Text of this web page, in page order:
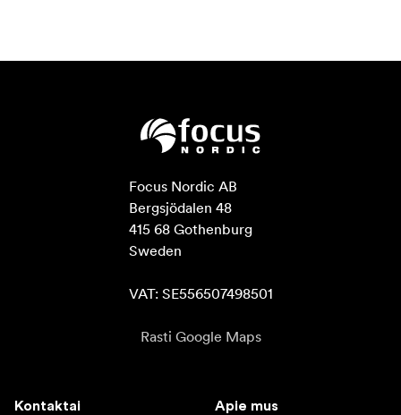
Focus Nordic AB
Bergsjödalen 48
415 68 Gothenburg
Sweden
VAT: SE556507498501
Rasti Google Maps
Kontaktai Apie mus